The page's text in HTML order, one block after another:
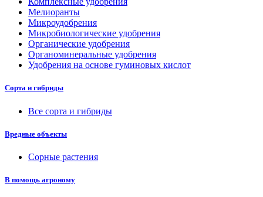
Мелиоранты
Микроудобрения
Микробиологические удобрения
Органические удобрения
Органоминеральные удобрения
Удобрения на основе гуминовых кислот
Сорта и гибриды
Все сорта и гибриды
Вредные объекты
Сорные растения
В помощь агроному